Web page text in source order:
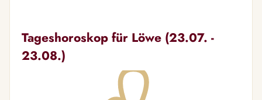
Tageshoroskop für Löwe (23.07. -
23.08.)